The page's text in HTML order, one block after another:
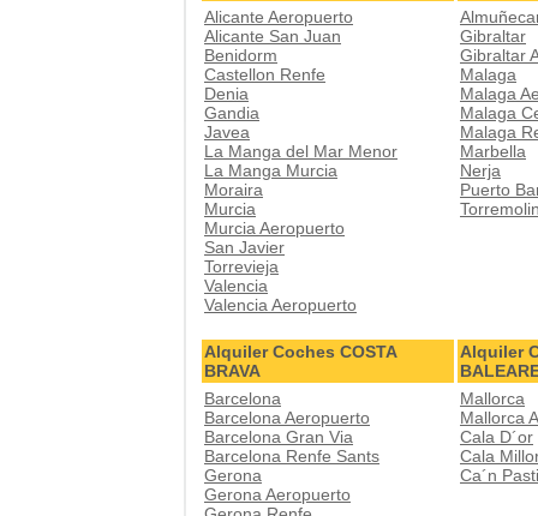
Alicante Aeropuerto
Alicante San Juan
Benidorm
Castellon Renfe
Denia
Gandia
Javea
La Manga del Mar Menor
La Manga Murcia
Moraira
Murcia
Murcia Aeropuerto
San Javier
Torrevieja
Valencia
Valencia Aeropuerto
Gibraltar
Gibraltar
Malaga
Malaga
Malaga
Malaga
Marbella
Nerja
Puerto
Alquiler Coches COSTA
BRAVA
Alquiler
Barcelona
Barcelona Aeropuerto
Barcelona Gran Via
Barcelona Renfe Sants
Gerona
Gerona Aeropuerto
Mallorca
Mallorca
Cala D´or
Cala
Ca´n